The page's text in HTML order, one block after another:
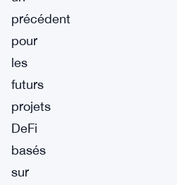
précédent
pour
les
futurs
projets
DeFi
basés
sur